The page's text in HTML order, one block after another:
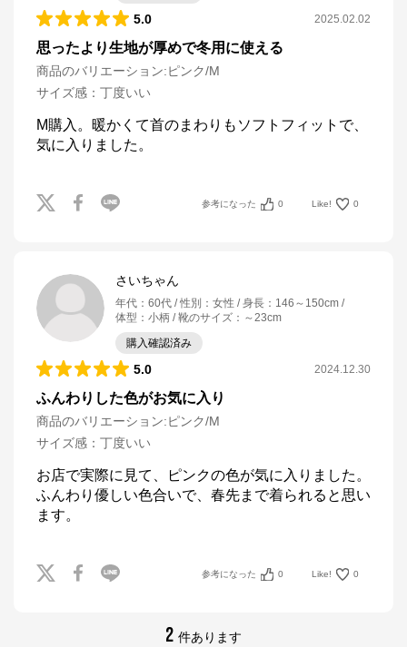
5.0 2025.02.02
思ったより生地が厚めで冬用に使える
商品のバリエーション:ピンク/M
サイズ感 ： 丁度いい
M購入。暖かくて首のまわりもソフトフィットで、
気に入りました。
参考になった 0 Like! 0
さいちゃん
年代 ： 60代 性別 ： 女性 身長 ： 146～150cm
体型 ： 小柄 靴のサイズ ： ～23cm
購入確認済み
5.0 2024.12.30
ふんわりした色がお気に入り
商品のバリエーション:ピンク/M
サイズ感 ： 丁度いい
お店で実際に見て、ピンクの色が気に入りました。
ふんわり優しい色合いで、春先まで着られると思い
ます。
参考になった 0 Like! 0
2 件あります